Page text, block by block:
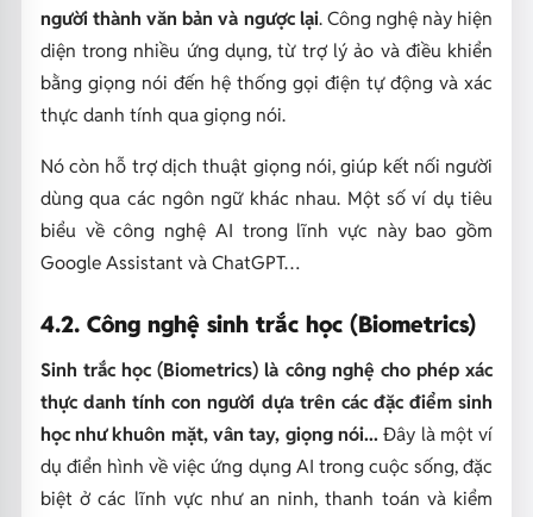
người thành văn bản và ngược lại. Công nghệ này hiện
diện trong nhiều ứng dụng, từ trợ lý ảo và điều khiển
bằng giọng nói đến hệ thống gọi điện tự động và xác
thực danh tính qua giọng nói.
Nó còn hỗ trợ dịch thuật giọng nói, giúp kết nối người
dùng qua các ngôn ngữ khác nhau. Một số ví dụ tiêu
biểu về công nghệ AI trong lĩnh vực này bao gồm
Google Assistant và ChatGPT…
4.2. Công nghệ sinh trắc học (Biometrics)
Sinh trắc học (Biometrics) là công nghệ cho phép xác
thực danh tính con người dựa trên các đặc điểm sinh
học như khuôn mặt, vân tay, giọng nói...Đây là một ví
dụ điển hình về việc ứng dụng AI trong cuộc sống, đặc
biệt ở các lĩnh vực như an ninh, thanh toán và kiểm